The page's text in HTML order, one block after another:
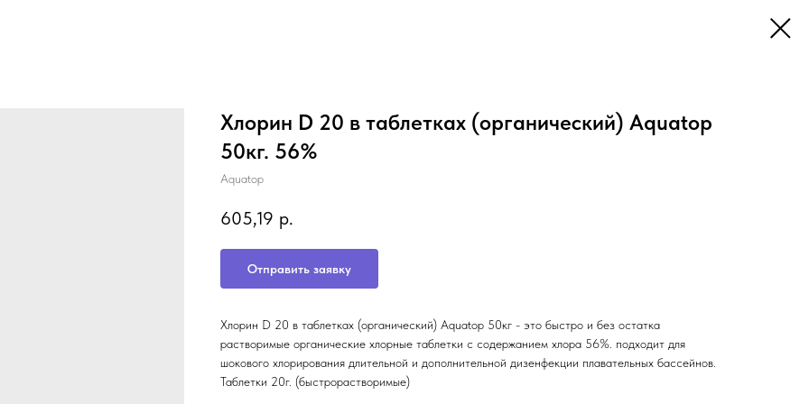
Хлорин D 20 в таблетках (органический) Aquatop
50кг. 56%
Aquatop
605,19 р.
Отправить заявку
Хлорин D 20 в таблетках (органический) Aquatop 50кг - это быстро и без остатка
растворимые органические хлорные таблетки с содержанием хлора 56%. подходит для
шокового хлорирования длительной и дополнительной дизенфекции плавательных бассейнов.
Таблетки 20г. (быстрорастворимые)